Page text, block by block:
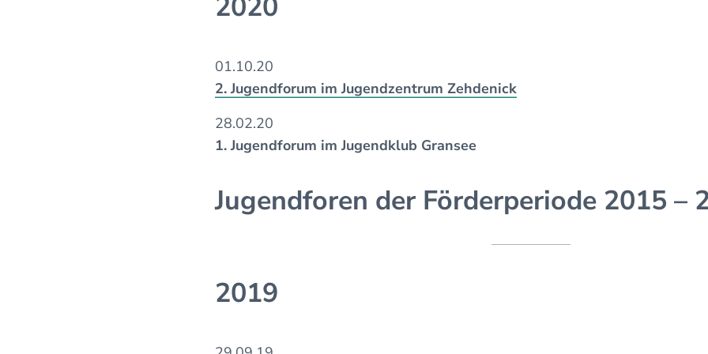
2020
01.10.20
2. Jugendforum im Jugendzentrum Zehdenick
28.02.20
1. Jugendforum im Jugendklub Gransee
Jugendforen der Förderperiode 2015 –
2019